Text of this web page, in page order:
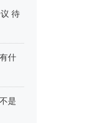
待
什
是